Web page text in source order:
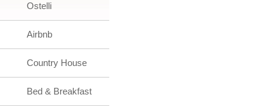
Ostelli
Airbnb
Country House
Bed & Breakfast